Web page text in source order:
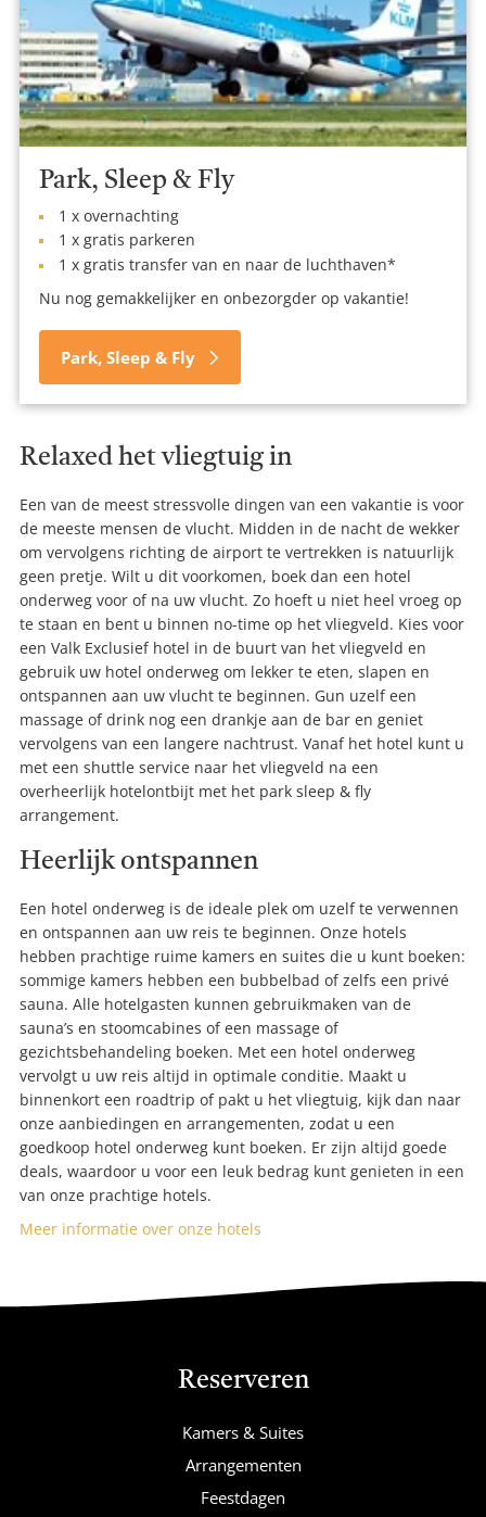
Park, Sleep & Fly
1 x overnachting
1 x gratis parkeren
1 x gratis transfer van en naar de luchthaven*
Nu nog gemakkelijker en onbezorgder op vakantie!
Park, Sleep & Fly
Relaxed het vliegtuig in
Een van de meest stressvolle dingen van een vakantie is voor
de meeste mensen de vlucht. Midden in de nacht de wekker
om vervolgens richting de airport te vertrekken is natuurlijk
geen pretje. Wilt u dit voorkomen, boek dan een hotel
onderweg voor of na uw vlucht. Zo hoeft u niet heel vroeg op
te staan en bent u binnen no-time op het vliegveld. Kies voor
een Valk Exclusief hotel in de buurt van het vliegveld en
gebruik uw hotel onderweg om lekker te eten, slapen en
ontspannen aan uw vlucht te beginnen. Gun uzelf een
massage of drink nog een drankje aan de bar en geniet
vervolgens van een langere nachtrust. Vanaf het hotel kunt u
met een shuttle service naar het vliegveld na een
overheerlijk hotelontbijt met het park sleep & fly
arrangement.
Heerlijk ontspannen
Een hotel onderweg is de ideale plek om uzelf te verwennen
en ontspannen aan uw reis te beginnen. Onze hotels
hebben prachtige ruime kamers en suites die u kunt boeken:
sommige kamers hebben een bubbelbad of zelfs een privé
sauna. Alle hotelgasten kunnen gebruikmaken van de
sauna’s en stoomcabines of een massage of
gezichtsbehandeling boeken. Met een hotel onderweg
vervolgt u uw reis altijd in optimale conditie. Maakt u
binnenkort een roadtrip of pakt u het vliegtuig, kijk dan naar
onze aanbiedingen en arrangementen, zodat u een
goedkoop hotel onderweg kunt boeken. Er zijn altijd goede
deals, waardoor u voor een leuk bedrag kunt genieten in een
van onze prachtige hotels.
Meer informatie over onze hotels
Reserveren
Kamers & Suites
Arrangementen
Feestdagen